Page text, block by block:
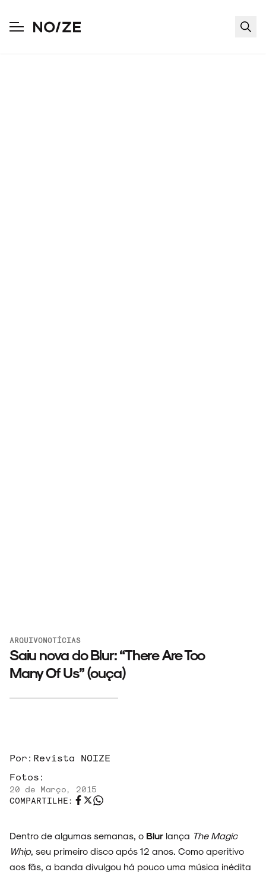
ENTREVISTAS
ESPECIAIS
ARQUIVONOTÍCIAS
Saiu nova do Blur: “There Are Too
Many Of Us” (ouça)
Por: Revista NOIZE
Fotos:
20 de Março, 2015
COMPARTILHE:
Dentro de algumas semanas, o Blur lança The Magic
Whip, seu primeiro disco após 12 anos. Como aperitivo
aos fãs, a banda divulgou há pouco uma música inédita